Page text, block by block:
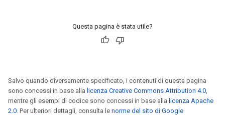
Questa pagina è stata utile?
Salvo quando diversamente specificato, i contenuti di questa pagina
sono concessi in base alla licenza Creative Commons Attribution 4.0,
mentre gli esempi di codice sono concessi in base alla licenza Apache
2.0. Per ulteriori dettagli, consulta le norme del sito di Google